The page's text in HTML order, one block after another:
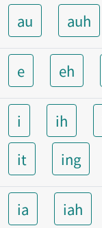
au auh
e eh
i ih
it
ing
ia iah